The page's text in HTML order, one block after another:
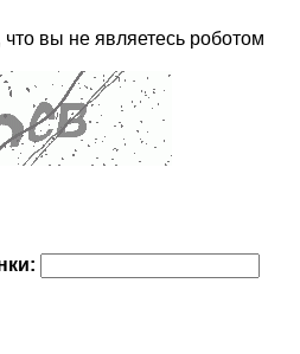
вы не являетесь роботом